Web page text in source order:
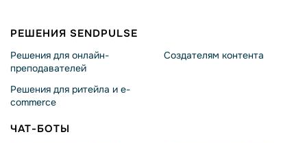
РЕШЕНИЯ SENDPULSE
Решения для онлайн-
преподавателей
Решения для ритейла и e-
commerce
Создателям контента
ЧАТ-БОТЫ